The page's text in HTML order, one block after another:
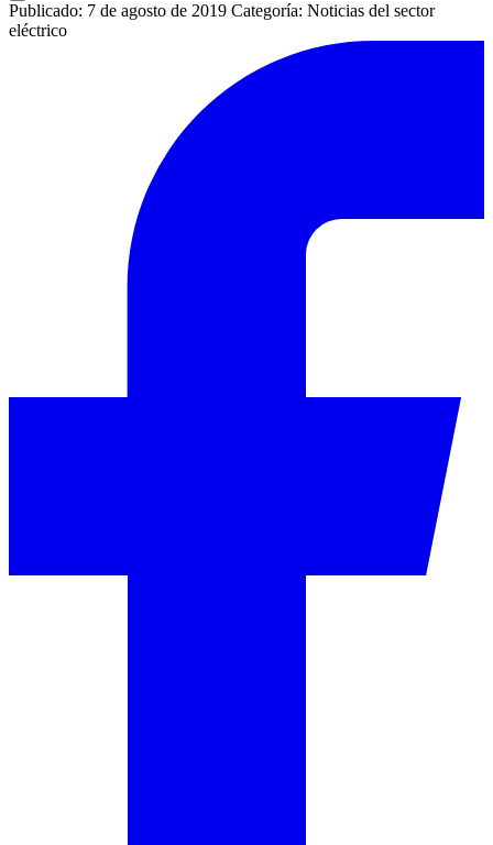
Publicado: 7 de agosto de 2019 Categoría: Noticias del sector
eléctrico